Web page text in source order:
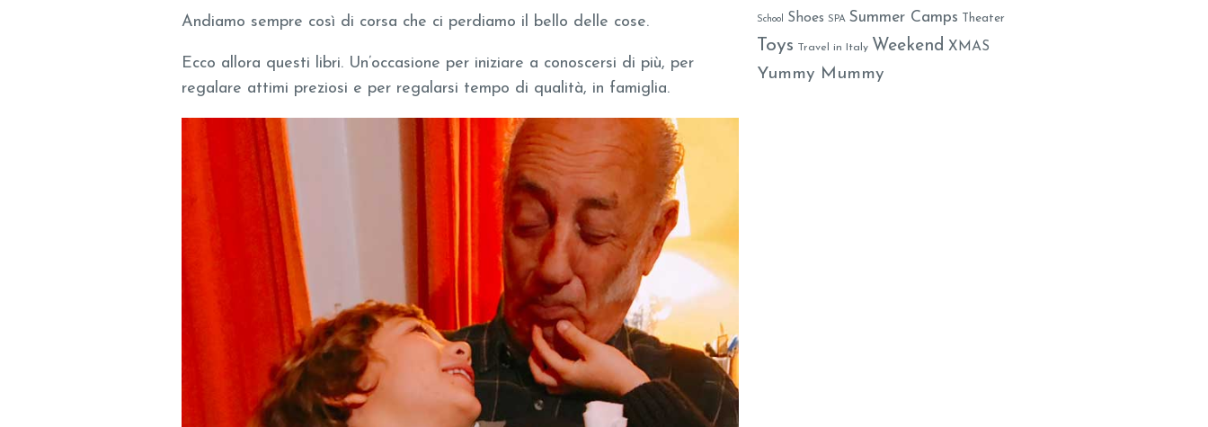
Andiamo sempre così di corsa che ci perdiamo il bello delle cose.
Ecco allora questi libri. Un’occasione per iniziare a conoscersi di più, per
regalare attimi preziosi e per regalarsi tempo di qualità, in famiglia.
School Shoes SPA Summer Camps Theater
Toys Travel in Italy Weekend XMAS
Yummy Mummy